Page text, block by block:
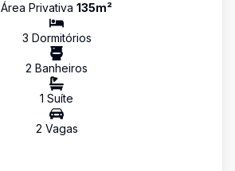
Área Privativa 135m²
3 Dormitórios
2 Banheiros
1 Suíte
2 Vagas